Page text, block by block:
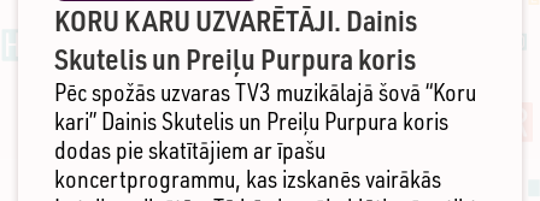
KORU KARU UZVARĒTĀJI. Dainis
Skutelis un Preiļu Purpura koris
Pēc spožās uzvaras TV3 muzikālajā šovā “Koru
kari” Dainis Skutelis un Preiļu Purpura koris
dodas pie skatītājiem ar īpašu
koncertprogrammu, kas izskanēs vairākās